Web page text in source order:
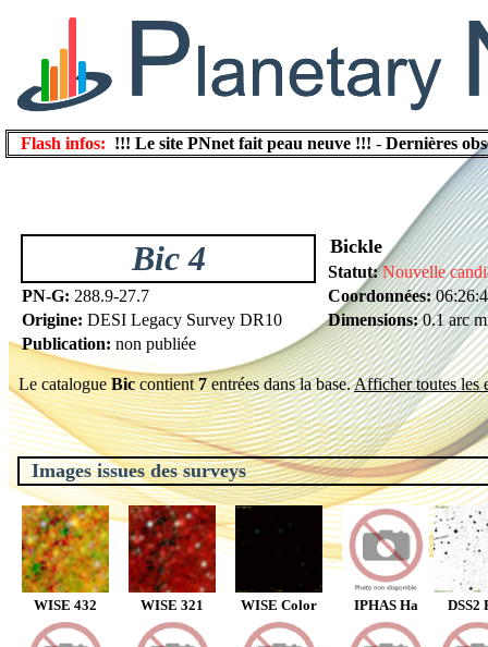
Flash infos: !!! Le site PNnet fait peau neuve !!! - Dernières
Bic 4 Bickle
Statut: Nouvelle
PN-G: 288.9-27.7 Coordonnées:
Origine: DESI Legacy Survey DR10 Dimensions:0.1 arc
Publication: non publiée
Le catalogueBiccontient7entrées dans la base.Afficher toutes les
Images issues des surveys
WISE 432 WISE 321 WISE Color IPHAS Ha DSS2